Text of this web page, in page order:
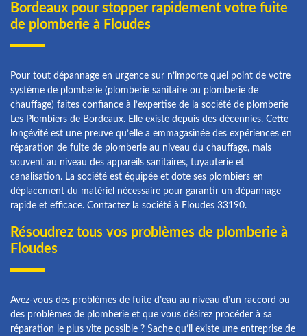
Bordeaux pour stopper rapidement votre fuite
de plomberie à Floudes
Pour tout dépannage en urgence sur n’importe quel point de votre
système de plomberie (plomberie sanitaire ou plomberie de
chauffage) faites confiance à l’expertise de la société de plomberie
Les Plombiers de Bordeaux. Elle existe depuis des décennies. Cette
longévité est une preuve qu’elle a emmagasinée des expériences en
réparation de fuite de plomberie au niveau du chauffage, mais
souvent au niveau des appareils sanitaires, tuyauterie et
canalisation. La société est équipée et dote ses plombiers en
déplacement du matériel nécessaire pour garantir un dépannage
rapide et efficace. Contactez la société à Floudes 33190.
Résoudrez tous vos problèmes de plomberie à
Floudes
Avez-vous des problèmes de fuite d’eau au niveau d’un raccord ou
des problèmes de plomberie et que vous désirez procéder à sa
réparation le plus vite possible ? Sache qu’il existe une entreprise de